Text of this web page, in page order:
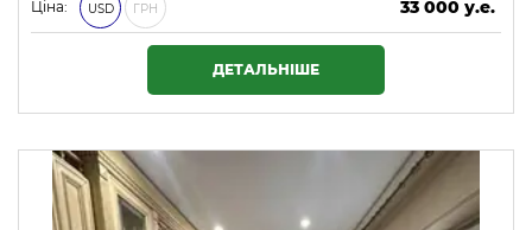
Ціна: USD ГРН
33 000 у.е.
1 419 000 ₴
ДЕТАЛЬНІШЕ